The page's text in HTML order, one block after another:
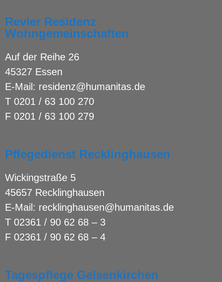
Revier Residenz
Wohngemeinschaften
Auf der Reihe 26
45327 Essen
E-Mail: residenz@humanitas.de
T 0201 / 63 100 270
F 0201 / 63 100 279
Pflegedienst Recklinghausen
Wickingstraße 5
45657 Recklinghausen
E-Mail: recklinghausen@humanitas.de
T 02361 / 90 62 68 – 3
F 02361 / 90 62 68 – 4
Tagespflege Gelsenkirchen